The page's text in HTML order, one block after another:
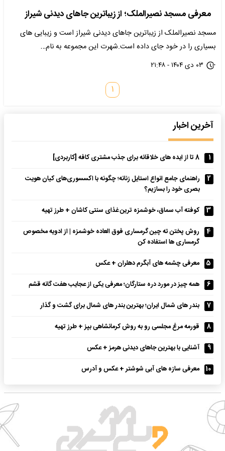
معرفی مسجد نصیرالملک؛ از زیباترین جاهای دیدنی شیراز
مسجد نصیرالملک از زیباترین جاهای دیدنی شیراز است و زیبایی های
بسیاری را در خود جای داده است.شهرت این مجموعه به نام…
۰۳ دی ۱۴۰۴ - ۲۱:۴۸
۱
آخرین اخبار
1
8 تا از ایده های خلاقانه برای جذب مشتری کافه [کاربردی]
2
راهنمای جامع انواع استایل زنانه؛ چگونه با اکسسوری‌های کیان هویت
بصری خود را بسازیم؟
3
کوفته آب سماق، خوشمزه ترین غذای سنتی کاشان + طرز تهیه
4
روش پختن ته چین گرمساری فوق العاده خوشمزه | از ادویه مخصوص
گرمساری ها استفاده کن
5
معرفی چشمه های آبگرم دهلران + عکس
6
همه چیز در مورد دره ستارگان؛ معرفی یکی از عجایب هفت گانه قشم
7
بندر های شمال ایران؛ بهترین بندر های شمال برای گشت و گذار
8
قورمه مرغ مجلسی رو به روش کرمانشاهی بپز + طرز تهیه
9
آشنایی با بهترین جاهای دیدنی هرمز + عکس
10
معرفی سازه های آبی شوشتر + عکس و آدرس